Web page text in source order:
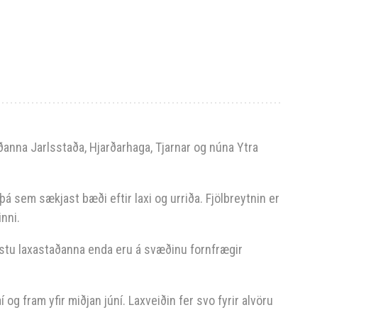
Jarlsstaða, Hjarðarhaga, Tjarnar og núna Ytra
sem sækjast bæði eftir laxi og urriða. Fjölbreytnin er
laxastaðanna enda eru á svæðinu fornfrægir
fram yfir miðjan júní. Laxveiðin fer svo fyrir alvöru